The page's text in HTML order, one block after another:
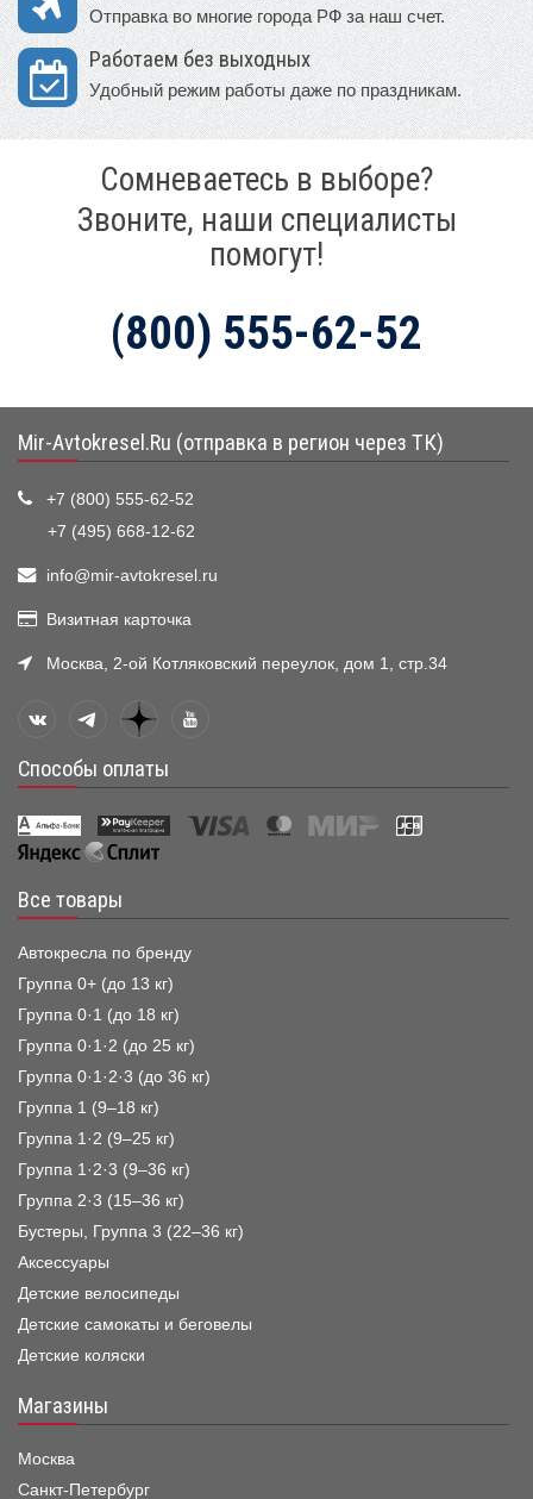
Отправка во многие города РФ за наш счет.
Работаем без выходных
Удобный режим работы даже по праздникам.
Сомневаетесь в выборе?
Звоните, наши специалисты
помогут!
(800) 555-62-52
Mir-Avtokresel.Ru (отправка в регион через ТК)
+7 (800) 555-62-52
+7 (495) 668-12-62
info@mir-avtokresel.ru
Визитная карточка
Москва, 2-ой Котляковский переулок, дом 1, стр.34
Способы оплаты
Все товары
Автокресла по бренду
Группа 0+ (до 13 кг)
Группа 0·1 (до 18 кг)
Группа 0·1·2 (до 25 кг)
Группа 0·1·2·3 (до 36 кг)
Группа 1 (9–18 кг)
Группа 1·2 (9–25 кг)
Группа 1·2·3 (9–36 кг)
Группа 2·3 (15–36 кг)
Бустеры, Группа 3 (22–36 кг)
Аксессуары
Детские велосипеды
Детские самокаты и беговелы
Детские коляски
Магазины
Москва
Санкт-Петербург